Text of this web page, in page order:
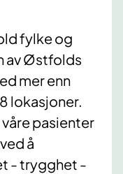
fylke og
av Østfolds
mer enn
lokasjoner.
pasienter
å
- trygghet -